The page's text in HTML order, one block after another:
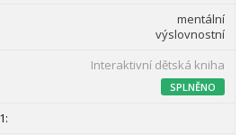
mentální
výslovnostní
Interaktivní dětská kniha
SPLNĚNO